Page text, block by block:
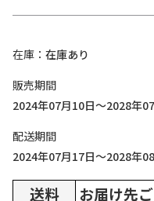
在庫
在庫あり
販売期間
2024年07月10日～2028年
配送期間
2024年07月17日～2028年
送料 お届け先